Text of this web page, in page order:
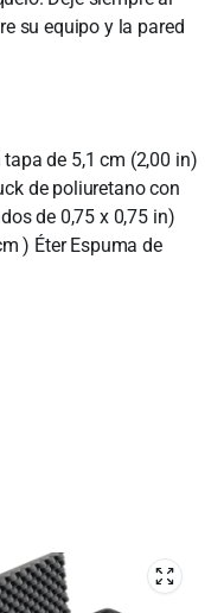
su equipo y la pared
de 5,1 cm (2,00 in)
de poliuretano con
de 0,75 x 0,75 in)
) Éter Espuma de